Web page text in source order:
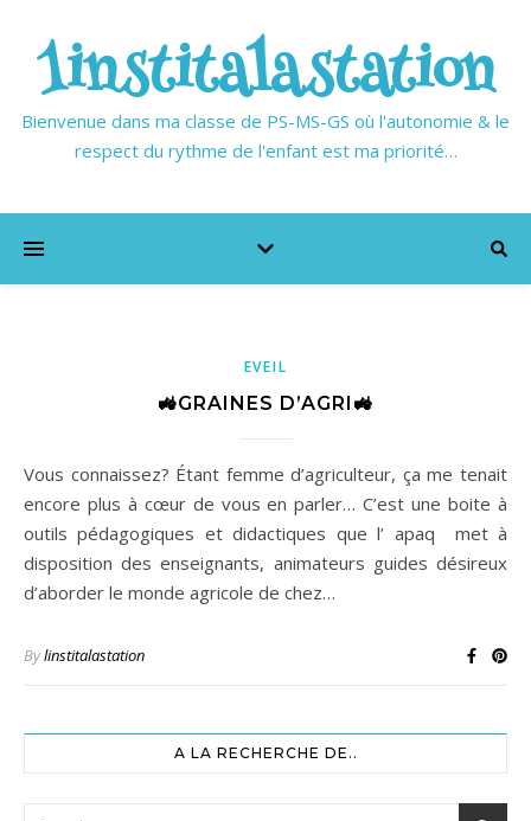
1institalastation
Bienvenue dans ma classe de PS-MS-GS où l'autonomie & le
respect du rythme de l'enfant est ma priorité…
EVEIL
🚜GRAINES D’AGRI🚜
Vous connaissez? Étant femme d’agriculteur, ça me tenait
encore plus à cœur de vous en parler… C’est une boite à
outils pédagogiques et didactiques que l’ apaq met à
disposition des enseignants, animateurs guides désireux
d’aborder le monde agricole de chez…
Bylinstitalastation
A LA RECHERCHE DE..